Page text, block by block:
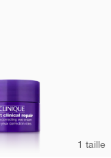
1 taille